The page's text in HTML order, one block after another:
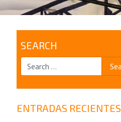
SEARCH
ENTRADAS RECIENTES